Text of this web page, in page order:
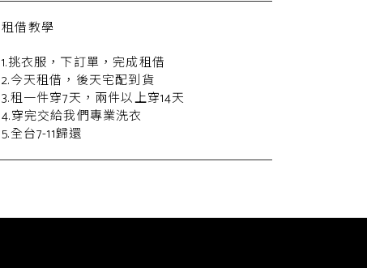
租借教學
1.挑衣服，下訂單，完成租借
2.今天租借，後天宅配到貨
3.租一件穿7天，兩件以上穿14天
4.穿完交給我們專業洗衣
5.全台7-11歸還